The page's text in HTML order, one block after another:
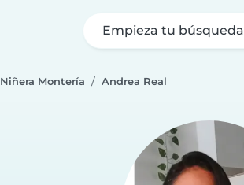
Empieza tu búsqueda
Niñera Montería Andrea Real